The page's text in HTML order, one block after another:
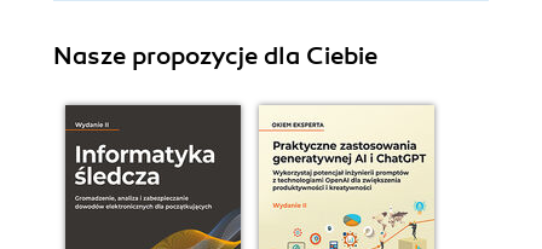
Nasze propozycje dla Ciebie